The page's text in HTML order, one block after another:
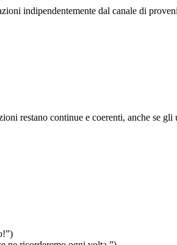
indipendentemente dal canale di
restano continue e coerenti, anche se